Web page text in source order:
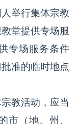
举行集体宗教
堂提供专场服
专场服务条件
准的临时地点
教活动，应当
市（地、州、